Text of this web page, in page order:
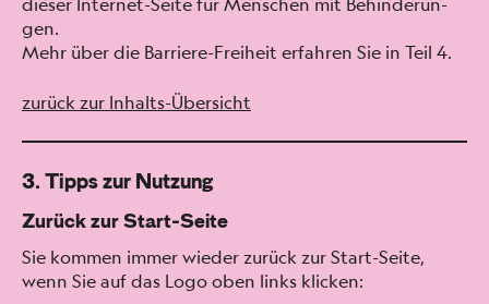
gen.
Mehr über die Bar­riere-Frei­heit erfahren Sie in Teil 4.
zurück zur Inhalts-Über­sicht
3. Tipps zur Nutzung
Zurück zur Start-Seite
Sie kom­men immer wieder zurück zur Start-Seite,
wenn Sie auf das Logo oben links klick­en: